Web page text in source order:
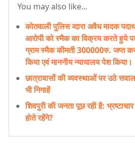
You may also like...
कोतवाली पुलिस व्दारा अवैध मादक
आरोपी को स्मैक का विक्रय करते हुये
ग्राम स्मैक कीमती 300000रु. जप्त कर
किया एवं माननीय न्यायालय पेश किया।
छात्रावासों की व्यवस्थाओं पर उठे
भी निगाहें
शिवपुरी की जनता पूछ रही है:
होते रहेंगे?